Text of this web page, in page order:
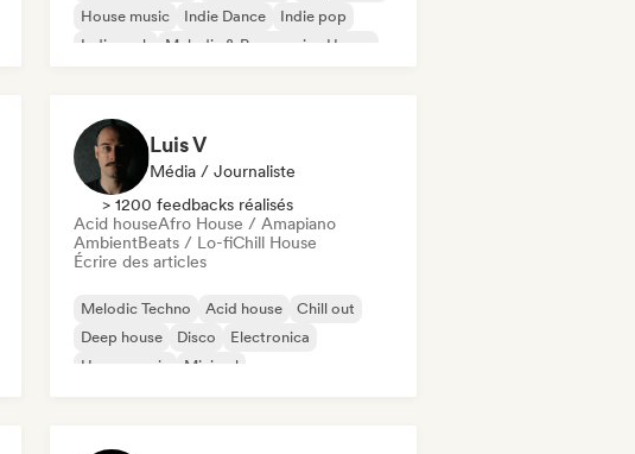
House music
Indie Dance
Indie pop
Indie rock
Melodic & Progressive House
Luis V
Média / Journaliste
> 1200 feedbacks réalisés
Acid houseAfro House / Amapiano
AmbientBeats / Lo-fiChill House
Écrire des articles
Melodic Techno Acid house
Chill out
Deep house
Disco
Electronica
House music
Minimal